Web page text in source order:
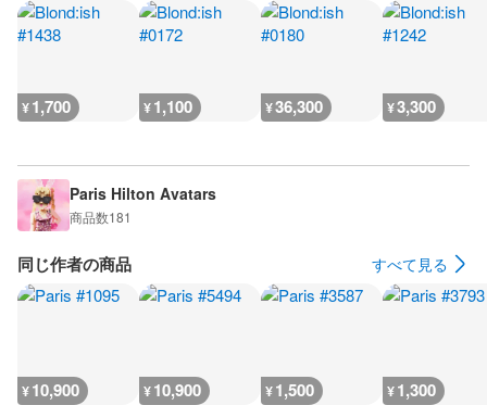
¥1,700 ¥1,100 ¥36,300 ¥3,300
Paris Hilton Avatars
商品数181
同じ作者の商品 すべて見る
¥10,900 ¥10,900 ¥1,500 ¥1,300